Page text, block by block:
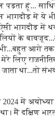
पड़ता हूं...
भागदौड़ में ये
भागदौड़ में
के
आगे
मेरे लिए
था...तो
में
था। मैं दक्षिण